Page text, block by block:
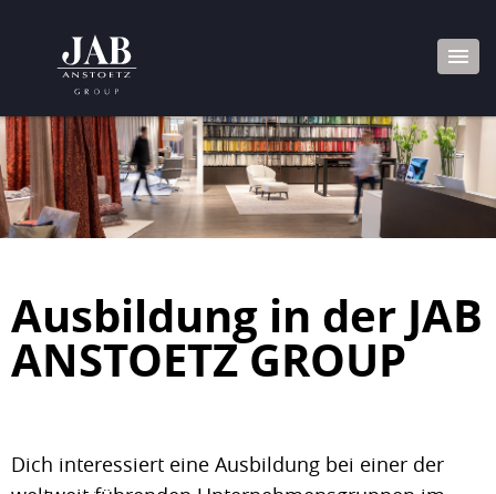
Ausbildung in der JAB
ANSTOETZ GROUP
Dich interessiert eine Ausbildung bei einer der